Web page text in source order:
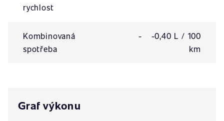
rychlost
Kombinovaná
spotřeba
-
-0,40 L / 100
km
Graf výkonu